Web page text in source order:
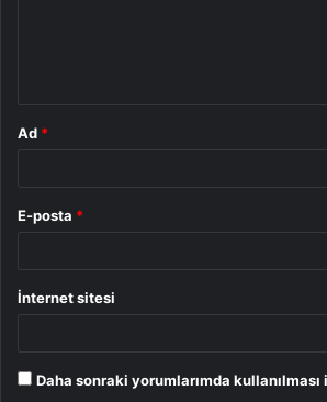
Ad *
E-posta *
İnternet sitesi
Daha sonraki yorumlarımda kullanılması